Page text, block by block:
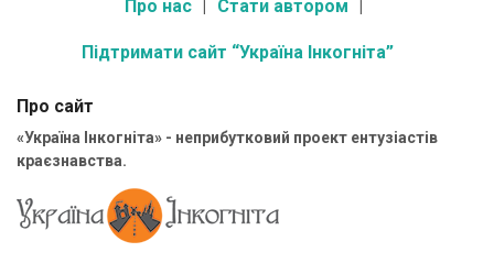
Про нас Стати автором
Підтримати сайт “Україна Інкогніта”
Про сайт
«Україна Інкогніта» - неприбутковий проект ентузіастів
краєзнавства.